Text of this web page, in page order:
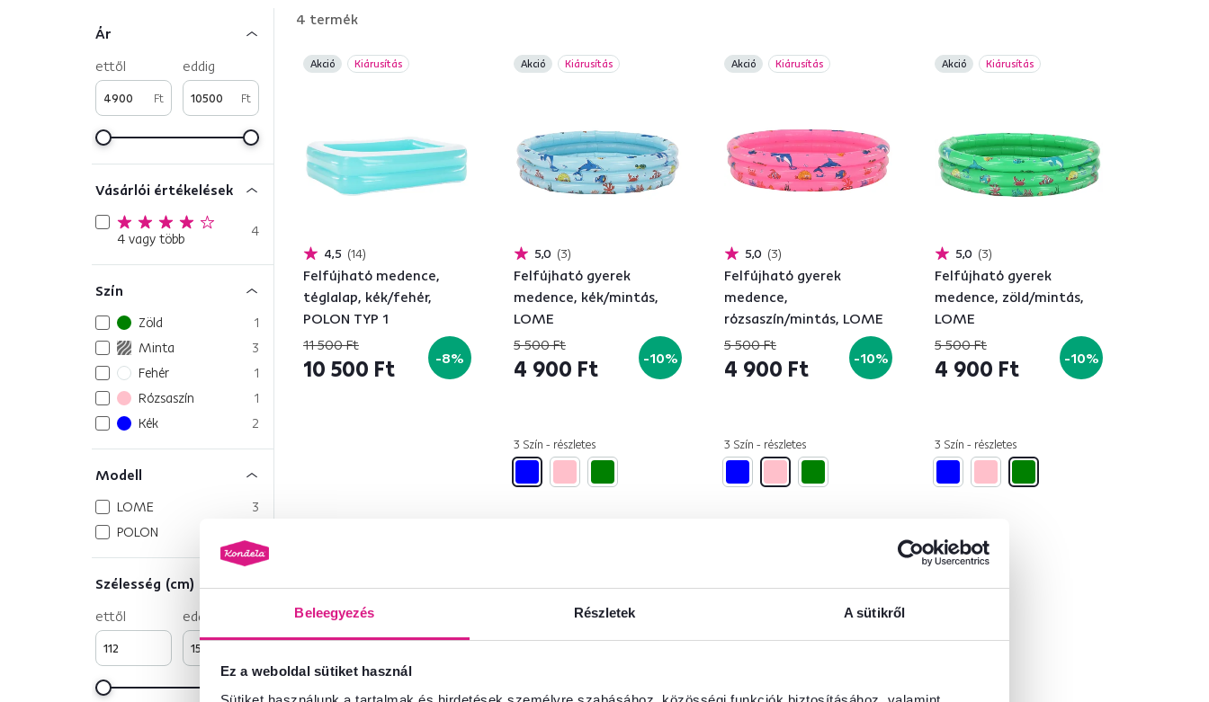
Beleegyezés Részletek A sütikről
Ez a weboldal sütiket használ
Ár
Ft
ettől
Ft
eddig
Vásárlói értékelések
4 vagy több 4
Szín
Zöld
1
Minta
3
Fehér
1
Rózsaszín
1
Kék
2
Modell
LOME
3
POLON
Szélesség (cm)
ettől
eddig
4 termék
Akció Kiárusítás
4,5 14
Felfújható medence,
téglalap, kék/fehér,
POLON TYP 1
11 500 Ft
10 500 Ft -8%
Akció Kiárusítás
5,0 3
Felfújható gyerek
medence, kék/mintás,
LOME
5 500 Ft
4 900 Ft -10%
3 Szín - részletes
Akció Kiárusítás
5,0 3
Felfújható gyerek
medence,
rózsaszín/mintás, LOME
5 500 Ft
4 900 Ft -10%
3 Szín - részletes
Akció Kiárusítás
5,0 3
Felfújható gyerek
medence, zöld/mintás,
LOME
5 500 Ft
4 900 Ft -10%
3 Szín - részletes